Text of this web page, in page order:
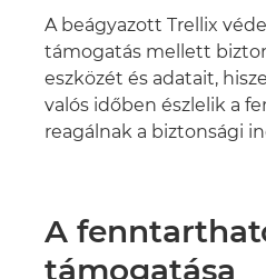
A beágyazott Trellix
támogatás mellett
eszközét és adatait,
valós időben észlelik a
reagálnak a biztonsági
A
támogatása